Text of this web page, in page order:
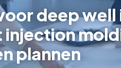
deep
plannen